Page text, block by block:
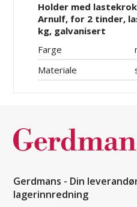
Holder med
Arnulf, for 2 tinder,
kg, galvanisert
Farge
Materiale
Gerdmans - Din
lagerinnredning